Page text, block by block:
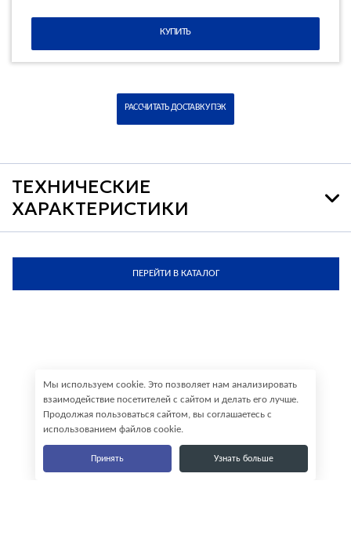
КУПИТЬ
РАССЧИТАТЬ ДОСТАВКУ ПЭК
ТЕХНИЧЕСКИЕ
ХАРАКТЕРИСТИКИ
ПЕРЕЙТИ В КАТАЛОГ
Мы используем cookie. Это позволяет нам анализировать
взаимодействие посетителей с сайтом и делать его лучше.
Продолжая пользоваться сайтом, вы соглашаетесь с
использованием файлов cookie.
Принять Узнать больше